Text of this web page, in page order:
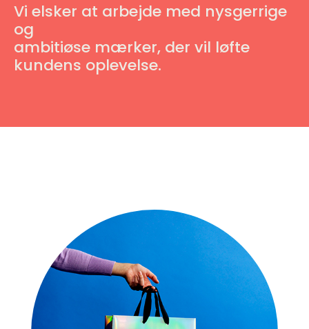
Vi elsker at arbejde med nysgerrige
og
ambitiøse mærker, der vil løfte
kundens oplevelse.